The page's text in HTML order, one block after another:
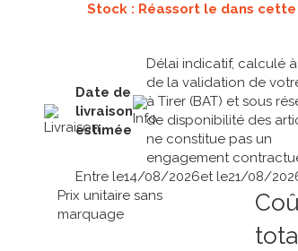
Stock : Réassort le dans
Date de
livraison
estimée
Délai indicatif, calculé
de la validation de
à Tirer (BAT) et sous
de disponibilité des
ne constitue pas un
engagement
Entre le14/08/2026et le21/08/
Prix unitaire sans
marquage